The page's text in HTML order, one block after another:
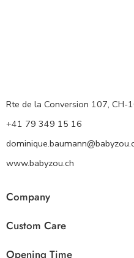
Rte de la Conversion 107, CH-
+41 79 349 15 16
www.babyzou.ch
Company
Custom Care
Opening Time